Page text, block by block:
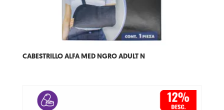
CABESTRILLO ALFA MED NGRO ADULT N